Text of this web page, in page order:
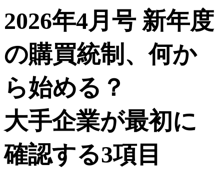
2026年4月号 新年度
の購買統制、何か
ら始める？
大手企業が最初に
確認する3項目